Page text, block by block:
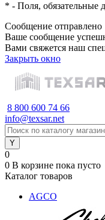
* - Поля, обязательные
Сообщение отправлено
Ваше сообщение
Вами свяжется наш
Закрыть окно
8 800 600 74 66
info@texsar.net
0
0 В корзине пока пусто
Каталог товаров
AGCO